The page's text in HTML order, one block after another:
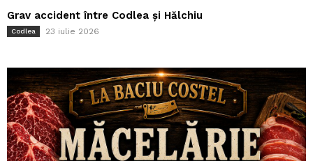
Grav accident între Codlea și Hălchiu
Codlea 23 iulie 2026